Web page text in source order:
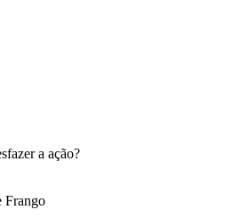
a ação?
Frango